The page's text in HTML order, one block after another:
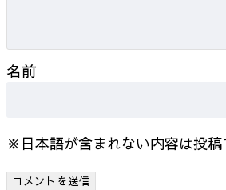
名前
※日本語が含まれない内容は投稿